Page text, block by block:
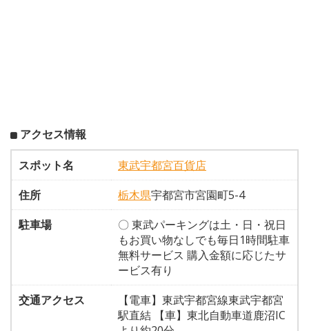
アクセス情報
スポット名
東武宇都宮百貨店
住所
栃木県宇都宮市宮園町5-4
駐車場
〇 東武パーキングは土・日・祝日
もお買い物なしでも毎日1時間駐車
無料サービス 購入金額に応じたサ
ービス有り
交通アクセス
【電車】東武宇都宮線東武宇都宮
駅直結 【車】東北自動車道鹿沼IC